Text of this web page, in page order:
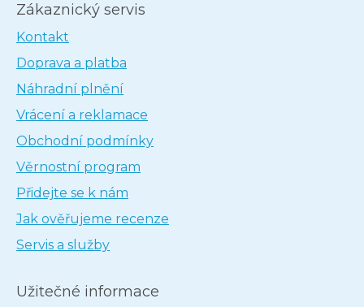
Zákaznický servis
Kontakt
Doprava a platba
Náhradní plnění
Vrácení a reklamace
Obchodní podmínky
Věrnostní program
Přidejte se k nám
Jak ověřujeme recenze
Servis a služby
Užitečné informace